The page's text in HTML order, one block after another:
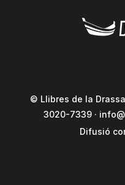
© Llibres de la
3020-7339 ·
Difusió